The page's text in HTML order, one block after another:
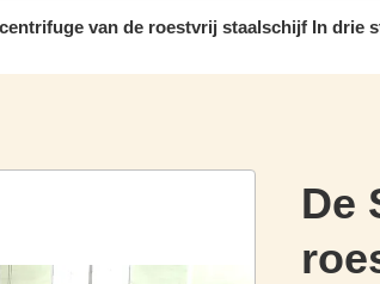
van de roestvrij staalschijf In drie
De